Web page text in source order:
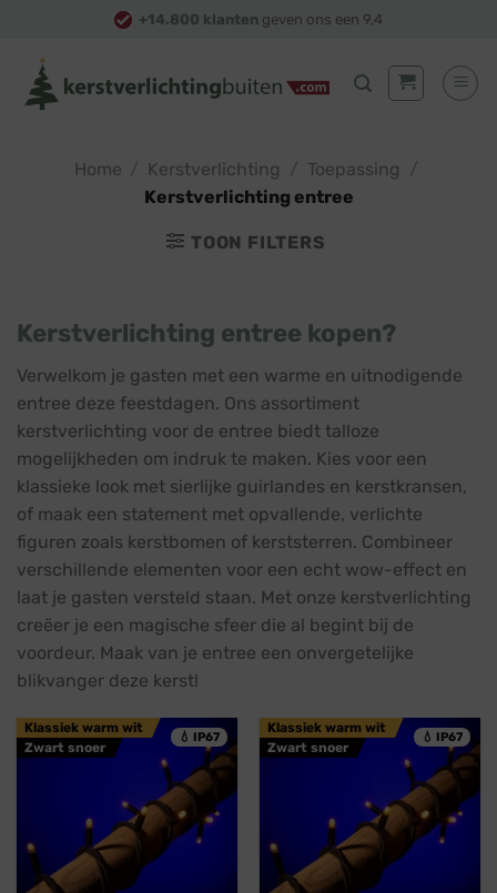
content
+14.800 klanten geven ons een 9,4
Home Kerstverlichting Toepassing
Kerstverlichting entree
TOON FILTERS
Kerstverlichting entree kopen?
Verwelkom je gasten met een warme en uitnodigende
entree deze feestdagen. Ons assortiment
kerstverlichting voor de entree biedt talloze
mogelijkheden om indruk te maken. Kies voor een
klassieke look met sierlijke guirlandes en kerstkransen,
of maak een statement met opvallende, verlichte
figuren zoals kerstbomen of kerststerren. Combineer
verschillende elementen voor een echt wow-effect en
laat je gasten versteld staan. Met onze kerstverlichting
creëer je een magische sfeer die al begint bij de
voordeur. Maak van je entree een onvergetelijke
blikvanger deze kerst!
💧 IP67
Klassiek warm wit
Zwart snoer
💧 IP67
Klassiek warm wit
Zwart snoer